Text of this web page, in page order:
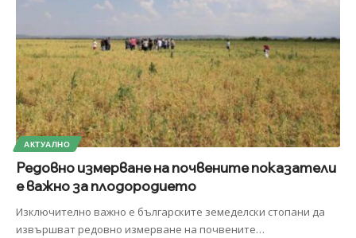
АКТУАЛНО
Редовно измерване на почвените показатели
е важно за плодородието
Изключително важно е българските земеделски стопани да
извършват редовно измерване на почвените…